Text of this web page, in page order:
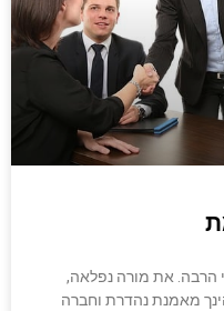
הרבה. את מורה נפלאה,
מאמנת נהדרת וחברה